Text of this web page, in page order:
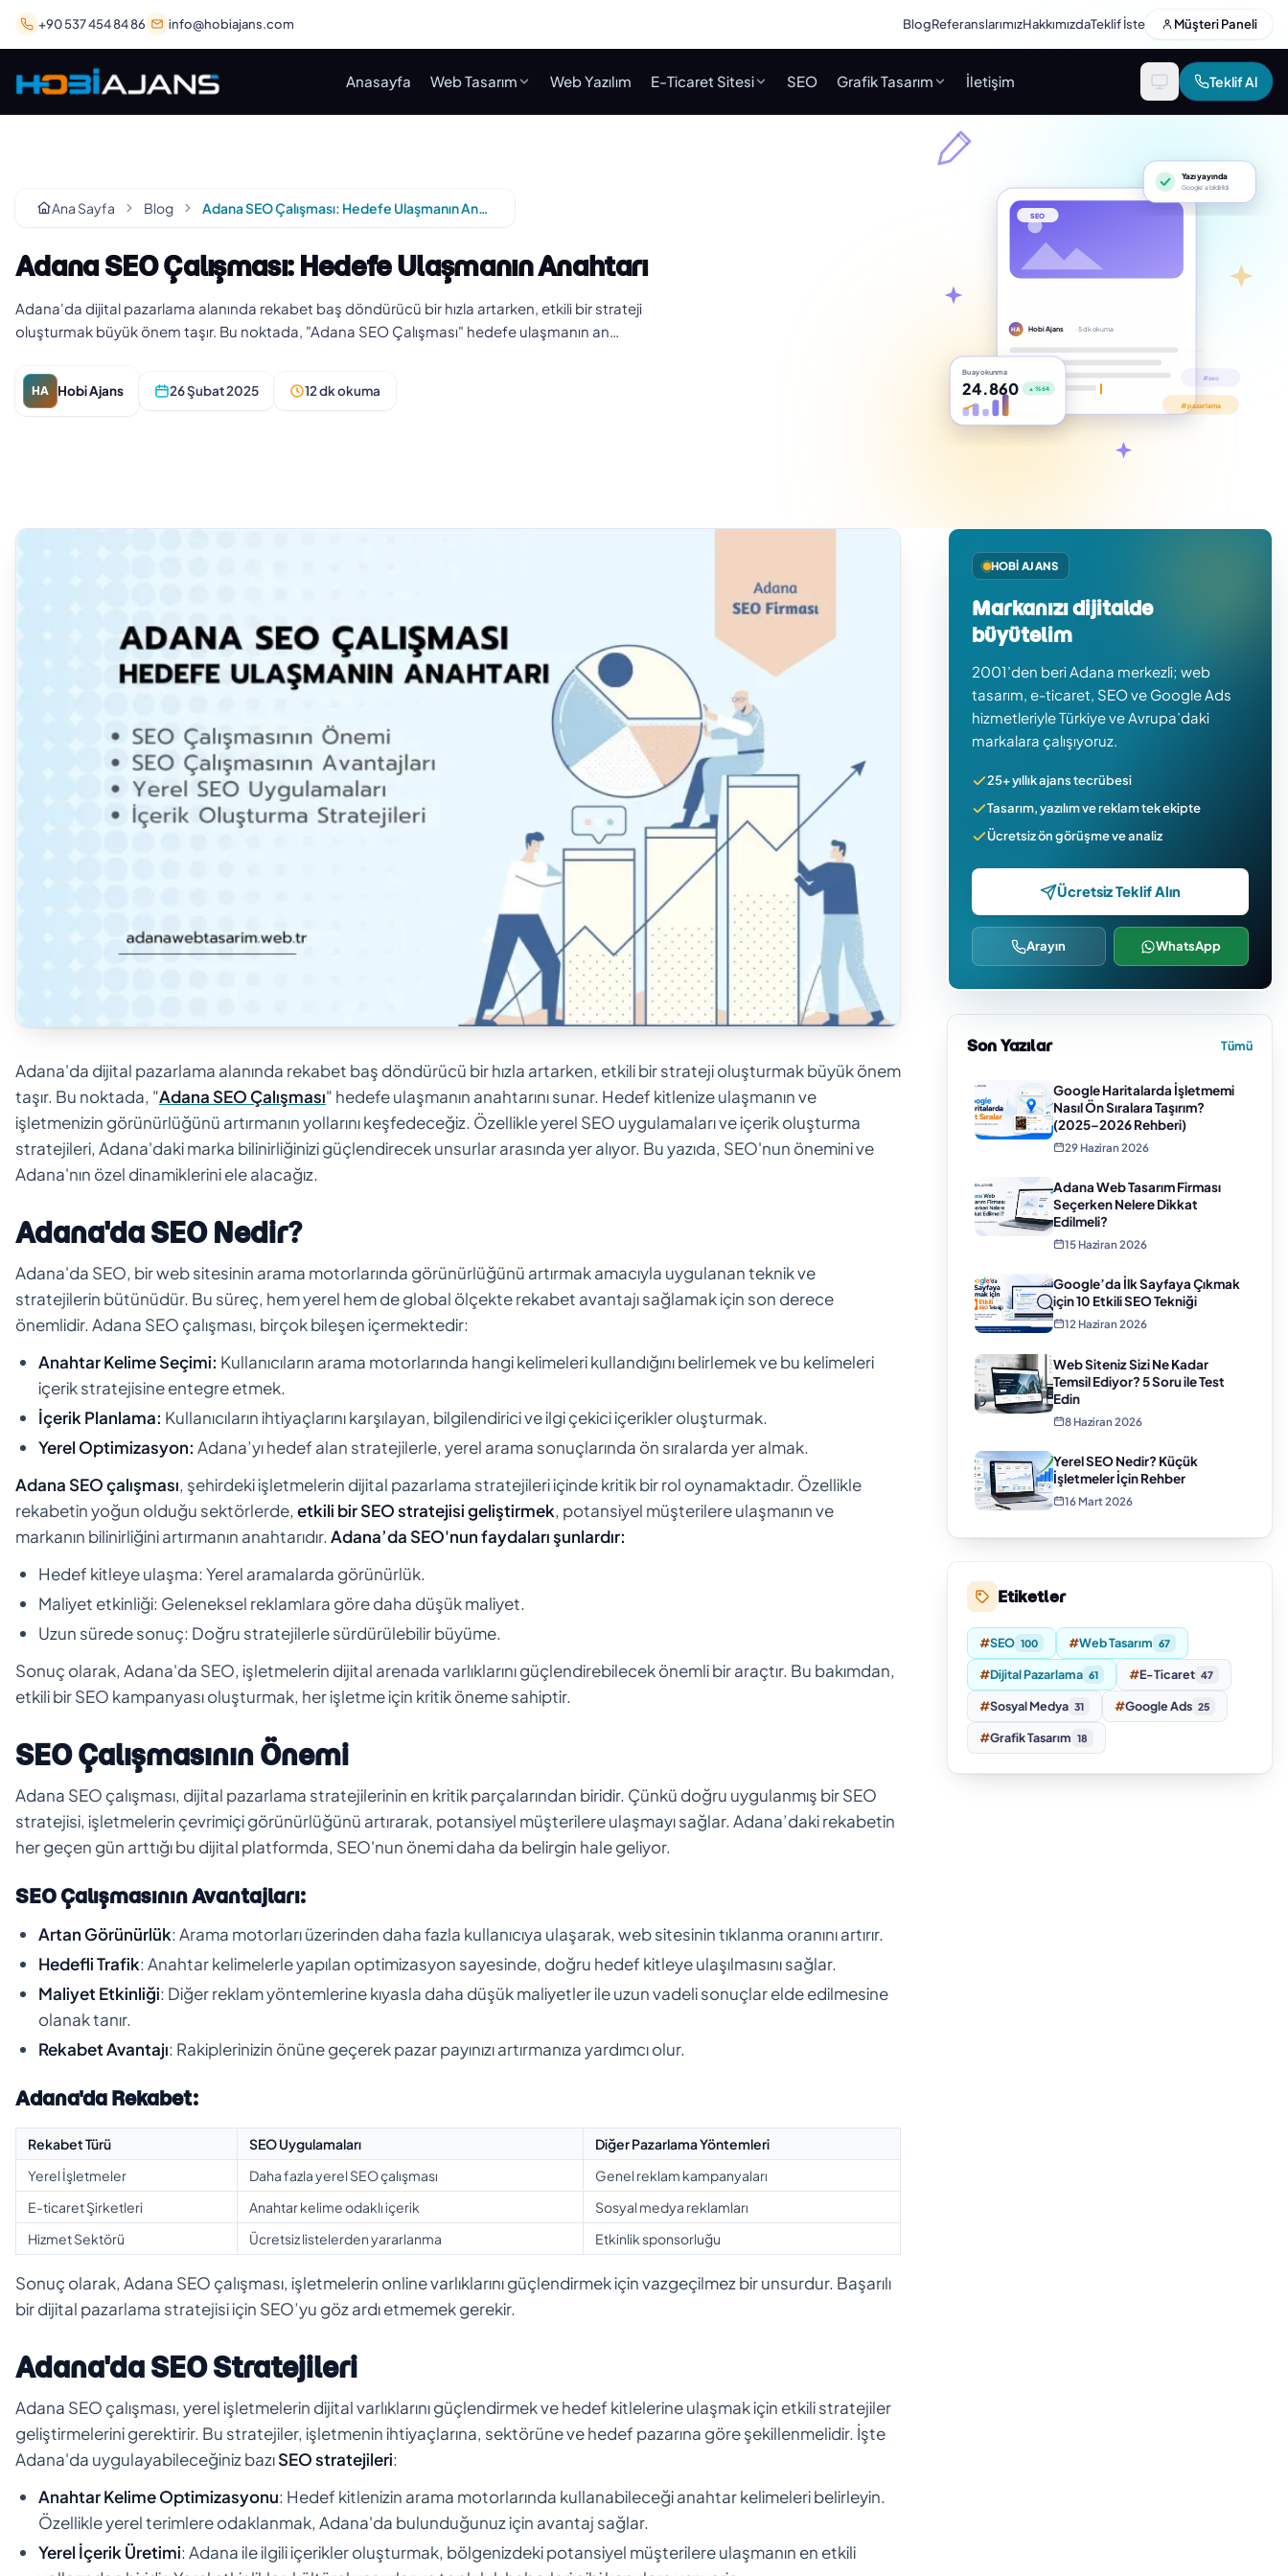
+90 537 454 84 86 info@hobiajans.com BlogReferanslarımızHakkımızdaTeklif İste Müşteri Paneli
Anasayfa Web Tasarım Web Yazılım E-Ticaret Sitesi SEO Grafik Tasarım İletişim Teklif Al
Ana Sayfa Blog Adana SEO Çalışması: Hedefe Ulaşmanın Anahtarı
Adana SEO Çalışması: Hedefe Ulaşmanın Anahtarı
Adana'da dijital pazarlama alanında rekabet baş döndürücü bir hızla artarken, etkili bir strateji
oluşturmak büyük önem taşır. Bu noktada, "Adana SEO Çalışması" hedefe ulaşmanın an…
HA Hobi Ajans 26 Şubat 2025 12 dk okuma
SEO
HA Hobi Ajans · 5 dk okuma
Yazı yayında
Google’a bildirildi
Bu ay okunma
24.860 ▲ %64
Adana'da dijital pazarlama alanında rekabet baş döndürücü bir hızla artarken, etkili bir strateji oluşturmak büyük önem
taşır. Bu noktada, "Adana SEO Çalışması" hedefe ulaşmanın anahtarını sunar. Hedef kitlenize ulaşmanın ve
işletmenizin görünürlüğünü artırmanın yollarını keşfedeceğiz. Özellikle yerel SEO uygulamaları ve içerik oluşturma
stratejileri, Adana'daki marka bilinirliğinizi güçlendirecek unsurlar arasında yer alıyor. Bu yazıda, SEO'nun önemini ve
Adana'nın özel dinamiklerini ele alacağız.
Adana'da SEO Nedir?
Adana'da SEO, bir web sitesinin arama motorlarında görünürlüğünü artırmak amacıyla uygulanan teknik ve
stratejilerin bütünüdür. Bu süreç, hem yerel hem de global ölçekte rekabet avantajı sağlamak için son derece
önemlidir. Adana SEO çalışması, birçok bileşen içermektedir:
Anahtar Kelime Seçimi: Kullanıcıların arama motorlarında hangi kelimeleri kullandığını belirlemek ve bu kelimeleri
içerik stratejisine entegre etmek.
İçerik Planlama: Kullanıcıların ihtiyaçlarını karşılayan, bilgilendirici ve ilgi çekici içerikler oluşturmak.
Yerel Optimizasyon: Adana’yı hedef alan stratejilerle, yerel arama sonuçlarında ön sıralarda yer almak.
Adana SEO çalışması, şehirdeki işletmelerin dijital pazarlama stratejileri içinde kritik bir rol oynamaktadır. Özellikle
rekabetin yoğun olduğu sektörlerde, etkili bir SEO stratejisi geliştirmek, potansiyel müşterilere ulaşmanın ve
markanın bilinirliğini artırmanın anahtarıdır. Adana’da SEO'nun faydaları şunlardır:
Hedef kitleye ulaşma: Yerel aramalarda görünürlük.
Maliyet etkinliği: Geleneksel reklamlara göre daha düşük maliyet.
Uzun sürede sonuç: Doğru stratejilerle sürdürülebilir büyüme.
Sonuç olarak, Adana'da SEO, işletmelerin dijital arenada varlıklarını güçlendirebilecek önemli bir araçtır. Bu bakımdan,
etkili bir SEO kampanyası oluşturmak, her işletme için kritik öneme sahiptir.
SEO Çalışmasının Önemi
Adana SEO çalışması, dijital pazarlama stratejilerinin en kritik parçalarından biridir. Çünkü doğru uygulanmış bir SEO
stratejisi, işletmelerin çevrimiçi görünürlüğünü artırarak, potansiyel müşterilere ulaşmayı sağlar. Adana’daki rekabetin
her geçen gün arttığı bu dijital platformda, SEO'nun önemi daha da belirgin hale geliyor.
SEO Çalışmasının Avantajları:
Artan Görünürlük: Arama motorları üzerinden daha fazla kullanıcıya ulaşarak, web sitesinin tıklanma oranını artırır.
Hedefli Trafik: Anahtar kelimelerle yapılan optimizasyon sayesinde, doğru hedef kitleye ulaşılmasını sağlar.
Maliyet Etkinliği: Diğer reklam yöntemlerine kıyasla daha düşük maliyetler ile uzun vadeli sonuçlar elde edilmesine
olanak tanır.
Rekabet Avantajı: Rakiplerinizin önüne geçerek pazar payınızı artırmanıza yardımcı olur.
Adana'da Rekabet:
Rekabet Türü SEO Uygulamaları
Diğer Pazarlama Yöntemleri
Yerel İşletmeler
Daha fazla yerel SEO çalışması
Genel reklam kampanyaları
E-ticaret Şirketleri
Anahtar kelime odaklı içerik
Sosyal medya reklamları
Hizmet Sektörü
Ücretsiz listelerden yararlanma Etkinlik sponsorluğu
Sonuç olarak, Adana SEO çalışması, işletmelerin online varlıklarını güçlendirmek için vazgeçilmez bir unsurdur. Başarılı
bir dijital pazarlama stratejisi için SEO’yu göz ardı etmemek gerekir.
Adana'da SEO Stratejileri
Adana SEO çalışması, yerel işletmelerin dijital varlıklarını güçlendirmek ve hedef kitlelerine ulaşmak için etkili stratejiler
geliştirmelerini gerektirir. Bu stratejiler, işletmenin ihtiyaçlarına, sektörüne ve hedef pazarına göre şekillenmelidir. İşte
Adana'da uygulayabileceğiniz bazıSEO stratejileri:
Anahtar Kelime Optimizasyonu: Hedef kitlenizin arama motorlarında kullanabileceği anahtar kelimeleri belirleyin.
Özellikle yerel terimlere odaklanmak, Adana'da bulunduğunuz için avantaj sağlar.
Yerel İçerik Üretimi: Adana ile ilgili içerikler oluşturmak, bölgenizdeki potansiyel müşterilere ulaşmanın en etkili
HOBI AJANS
Markanızı dijitalde
büyütelim
2001’den beri Adana merkezli; web
tasarım, e-ticaret, SEO ve Google Ads
hizmetleriyle Türkiye ve Avrupa’daki
markalara çalışıyoruz.
25+ yıllık ajans tecrübesi
Tasarım, yazılım ve reklam tek ekipte
Ücretsiz ön görüşme ve analiz
Ücretsiz Teklif Alın
Arayın WhatsApp
Son Yazılar Tümü
Google Haritalarda İşletmemi
Nasıl Ön Sıralara Taşırım?
(2025–2026 Rehberi)
29 Haziran 2026
Adana Web Tasarım Firması
Seçerken Nelere Dikkat
Edilmeli?
15 Haziran 2026
Google’da İlk Sayfaya Çıkmak
için 10 Etkili SEO Tekniği
12 Haziran 2026
Web Siteniz Sizi Ne Kadar
Temsil Ediyor? 5 Soru ile Test
Edin
8 Haziran 2026
Yerel SEO Nedir? Küçük
İşletmeler İçin Rehber
16 Mart 2026
Etiketler
#SEO 100 #Web Tasarım 67
#Dijital Pazarlama 61 #E-Ticaret 47
#Sosyal Medya 31 #Google Ads 25
#Grafik Tasarım 18